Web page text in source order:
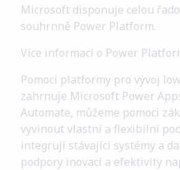
Helpdesk
ENG
Microsoft disponuje celou
souhrnně Power Platform.
Více informací o Power
Pomocí platformy pro vývoj
zahrnuje Microsoft Power
Automate, můžeme pomoci
vyvinout vlastní a flexibilní
integrují stávající systémy a
podpory inovací a efektivity